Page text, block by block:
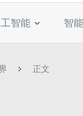
工智能 智
正文